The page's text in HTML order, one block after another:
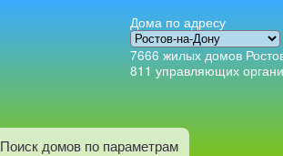
Дома по адресу
7666 жилых домов
811 управляющих
Поиск домов по параметрам